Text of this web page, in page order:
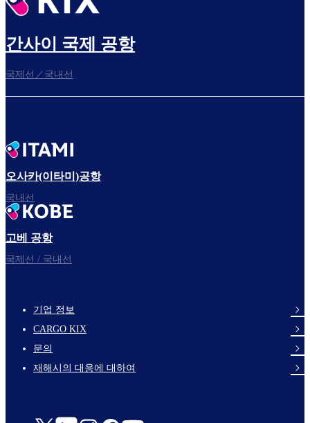
간사이 국제 공항
국제선／국내선
오사카(이타미)공항
국내선
고베 공항
국제선 / 국내선
footer-
links-
en-
기업 정보
CARGO KIX
문의
재해시의 대응에 대하여